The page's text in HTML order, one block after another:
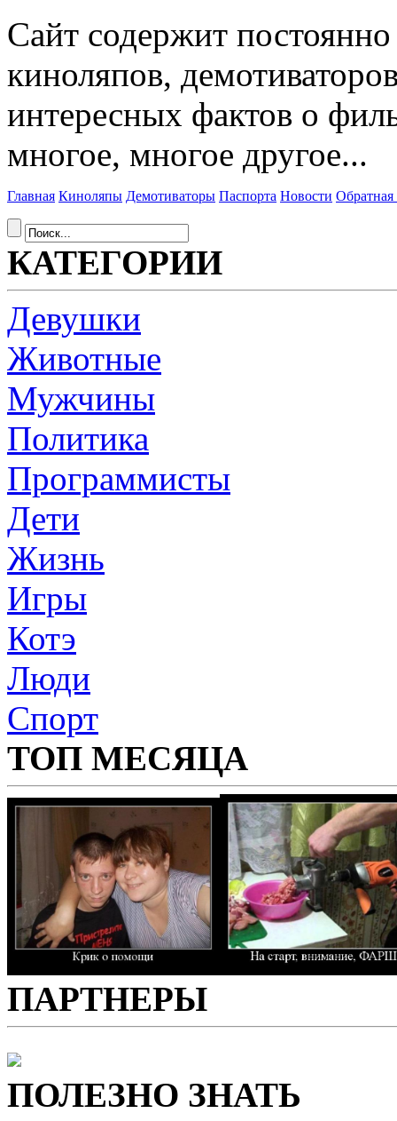
Сайт содержит
киноляпов,
интересных фактов о
многое, многое другое...
Главная Киноляпы Демотиваторы Паспорта Новости Обратная
КАТЕГОРИИ
Девушки
Животные
Мужчины
Политика
Программисты
Дети
Жизнь
Игры
Котэ
Люди
Спорт
ТОП МЕСЯЦА
ПАРТНЕРЫ
ПОЛЕЗНО ЗНАТЬ